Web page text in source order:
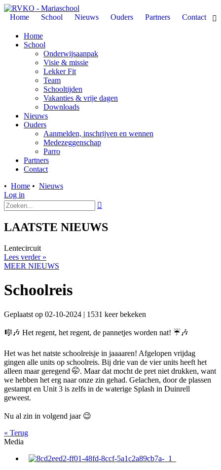
Home School Nieuws Ouders Partners Contact 
Home
School
Onderwijsaanpak
Visie & missie
Lekker Fit
Team
Schooltijden
Vakanties & vrije dagen
Downloads
Nieuws
Ouders
Aanmelden, inschrijven en wennen
Medezeggenschap
Parro
Partners
Contact
• Home • Nieuws
Log in

LAATSTE NIEUWS
Lentecircuit
Lees verder »
MEER NIEUWS
Schoolreis
Geplaatst op 02-10-2024 | 1531 keer bekeken
🎼🎶 Het regent, het regent, de pannetjes worden nat! ☔️🎶
Het was het natste schoolreisje in jaaaaren! Afgelopen vrijdag
gingen alle units op schoolreis. Bij drie van de vier units heeft het
alleen maar geregend 🤭. Maar dat mocht de pret niet drukken, want
we hebben het erg naar onze zin gehad. Gelachen, door de plassen
gestampt en Unit 3 is zelfs in de waterige Splash in Duinrell
geweest.
Nu al zin in volgend jaar 😉
« Terug
Media